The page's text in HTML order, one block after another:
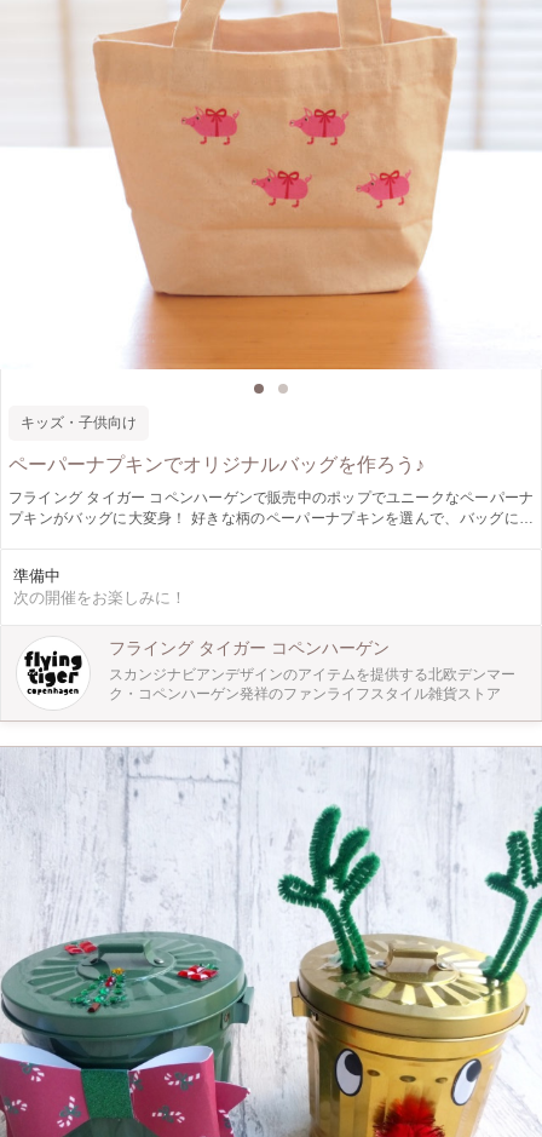
キッズ・子供向け
ペーパーナプキンでオリジナルバッグを作ろう♪
フライング タイガー コペンハーゲンで販売中のポップでユニークなペーパーナ
プキンがバッグに大変身！ 好きな柄のペーパーナプキンを選んで、バッグに自
て調整が出来ますので小さなお子様でも安心して参加できます。お子様と親御様
のコミュニケーションもたっぷりとれる充実のワークショップです♪
準備中
次の開催をお楽しみに！
フライング タイガー コペンハーゲン
スカンジナビアンデザインのアイテムを提供する北欧デンマー
ク・コペンハーゲン発祥のファンライフスタイル雑貨ストア